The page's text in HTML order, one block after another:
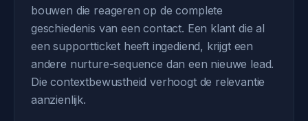
bouwen die reageren op de complete
geschiedenis van een contact. Een klant die al
een supportticket heeft ingediend, krijgt een
andere nurture-sequence dan een nieuwe lead.
Die contextbewustheid verhoogt de relevantie
aanzienlijk.